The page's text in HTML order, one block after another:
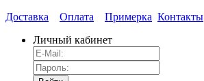
Доставка Оплата Примерка Контакты
Личный кабинет